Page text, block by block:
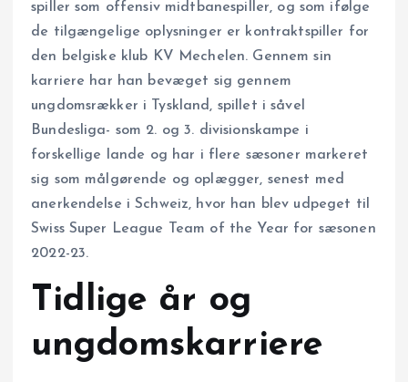
spiller som offensiv midtbanespiller, og som ifølge
de tilgængelige oplysninger er kontraktspiller for
den belgiske klub KV Mechelen. Gennem sin
karriere har han bevæget sig gennem
ungdomsrækker i Tyskland, spillet i såvel
Bundesliga- som 2. og 3. divisionskampe i
forskellige lande og har i flere sæsoner markeret
sig som målgørende og oplægger, senest med
anerkendelse i Schweiz, hvor han blev udpeget til
Swiss Super League Team of the Year for sæsonen
2022-23.
Tidlige år og
ungdomskarriere